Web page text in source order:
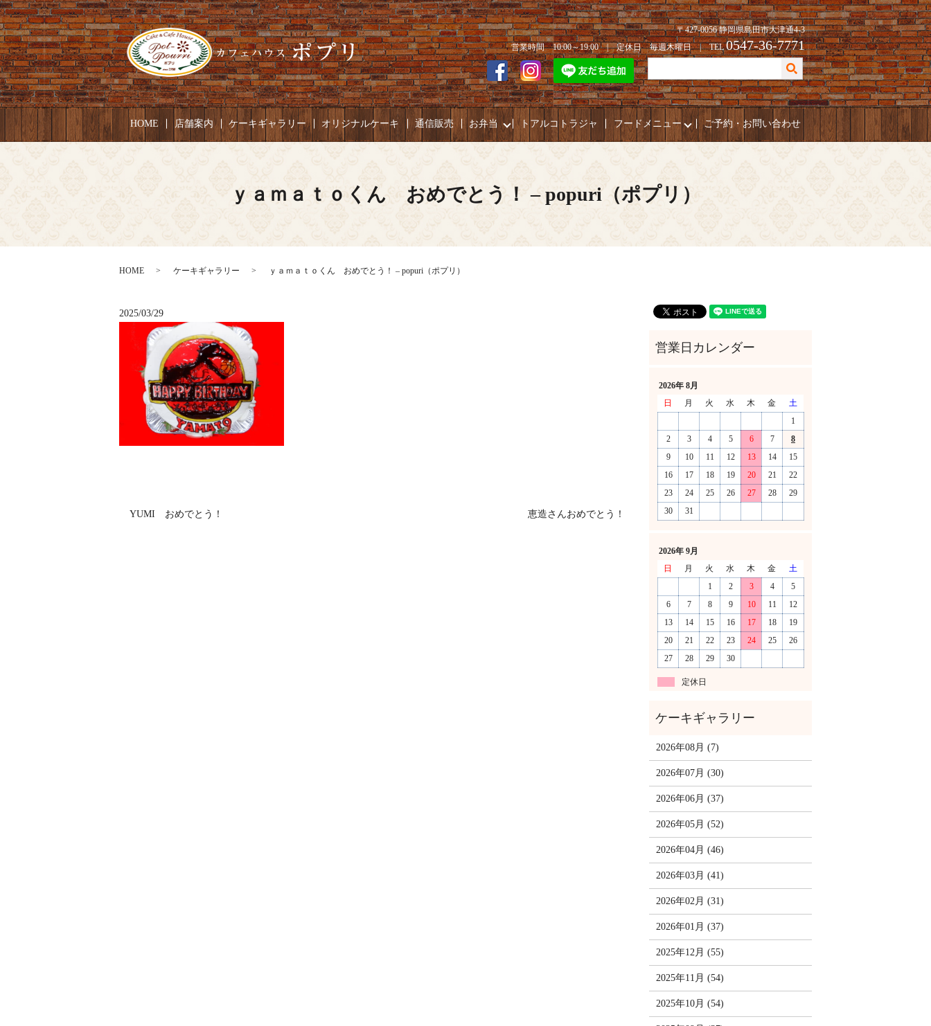
〒427-0056 静岡県島田市大津通4-3
営業時間 10:00～19:00 | 定休日 毎週木曜日 | TEL0547-36-7771
HOME 店舗案内 ケーキギャラリー オリジナルケーキ 通信販売 お弁当 トアルコトラジャ フードメニュー ご予約・お問い合わせ
ｙａｍａｔｏくん おめでとう！ – popuri（ポプリ）
HOME ケーキギャラリー ｙａｍａｔｏくん おめでとう！ – popuri（ポプリ）
2025/03/29
YUMI おめでとう！ 恵造さんおめでとう！
2026年 8月
日
月 火 水 木 金
土
1
2
3 4 5 6 7
8
9
10 11 12 13 14
15
16
17 18 19 20 21
22
23
24 25 26 27 28
29
30
31
2026年 9月
日
月 火 水 木 金
土
1
2 3 4
5
6
7 8 9 10 11
12
13
14 15 16 17 18
19
20
21 22 23 24 25
26
27
28 29 30
定休日
2026年08月 (7)
2026年07月 (30)
2026年06月 (37)
2026年05月 (52)
2026年04月 (46)
2026年03月 (41)
2026年02月 (31)
2026年01月 (37)
2025年12月 (55)
2025年11月 (54)
2025年10月 (54)